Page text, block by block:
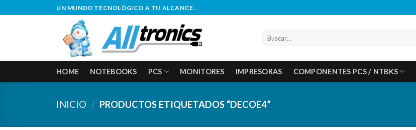
al
UN MUNDO TECNOLÓGICO A TU ALCANCE.
Buscar
por:
HOME NOTEBOOKS PCS MONITORES IMPRESORAS COMPONENTES PCS / NTBKS
INICIO / PRODUCTOS ETIQUETADOS “DECOE4”